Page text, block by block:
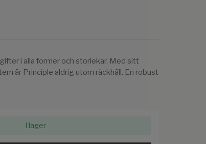
i alla former och storlekar. Med sitt
är Principle aldrig utom räckhåll. En robust
I lager